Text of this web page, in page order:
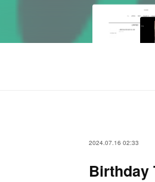
2024.07.16 02:33
Birthday